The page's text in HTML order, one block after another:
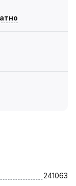
241063